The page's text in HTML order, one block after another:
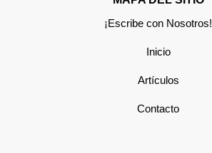
¡Escribe con Nosotros!
Inicio
Artículos
Contacto